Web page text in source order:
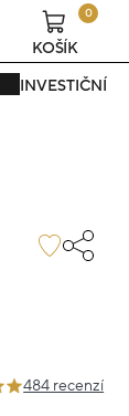
INVESTIČNÍ
0
KOŠÍK
484 recenzí